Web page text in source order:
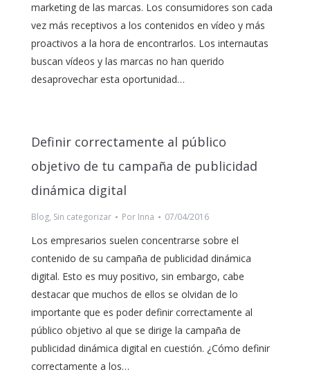
marketing de las marcas. Los consumidores son cada
vez más receptivos a los contenidos en vídeo y más
proactivos a la hora de encontrarlos. Los internautas
buscan vídeos y las marcas no han querido
desaprovechar esta oportunidad…
Definir correctamente al público
objetivo de tu campaña de publicidad
dinámica digital
Blog, Sin categorizar Por Inna 07/04/2016
Los empresarios suelen concentrarse sobre el
contenido de su campaña de publicidad dinámica
digital. Esto es muy positivo, sin embargo, cabe
destacar que muchos de ellos se olvidan de lo
importante que es poder definir correctamente al
público objetivo al que se dirige la campaña de
publicidad dinámica digital en cuestión. ¿Cómo definir
correctamente a los…